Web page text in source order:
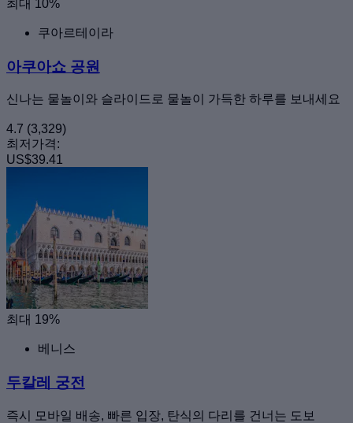
최대 10%
쿠아르테이라
아쿠아쇼 공원
신나는 물놀이와 슬라이드로 물놀이 가득한 하루를 보내세요
4.7 (3,329)
최저가격:
US$39.41
최대 19%
베니스
두칼레 궁전
즉시 모바일 배송, 빠른 입장, 탄식의 다리를 건너는 도보